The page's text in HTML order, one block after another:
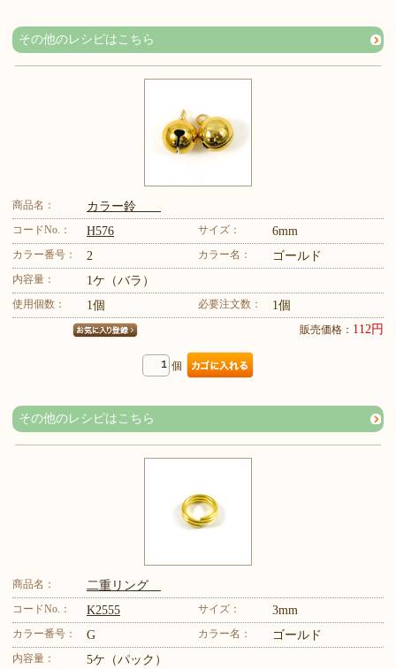
その他のレシピはこちら
商品名： カラー鈴
コードNo.： H576 サイズ： 6mm
カラー番号： 2 カラー名： ゴールド
内容量： 1ケ（バラ）
使用個数： 1個 必要注文数： 1個
販売価格： 112円
個
その他のレシピはこちら
商品名： 二重リング
コードNo.： K2555 サイズ： 3mm
カラー番号： G カラー名： ゴールド
内容量： 5ケ（パック）